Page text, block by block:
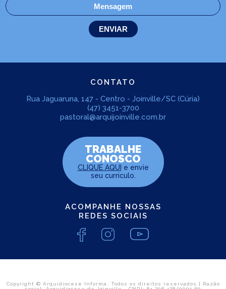
CONTATO
Rua Jaguaruna, 147 - Centro - Joinville/SC (Cúria)
(47) 3451-3700
pastoral@arquijoinville.com.br
TRABALHE
CONOSCO
CLIQUE AQUI e envie
seu curriculo.
ACOMPANHE NOSSAS
REDES SOCIAIS
Copyright © Arquidiocese Informa. Todos os direitos reservados | Razão